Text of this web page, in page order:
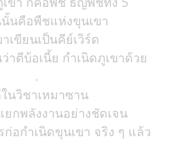
นคือพืชแห่งขุนเขา
เขียนเป็นคีย์เวิร์ด
าตีบ้อเนี้ย กำเนิดภูเขาด้วย
.
นวิชาเหมาซาน
กพลังงานอย่างชัดเจน
ก่อกำเนิดขุนเขา จริง ๆ แล้ว